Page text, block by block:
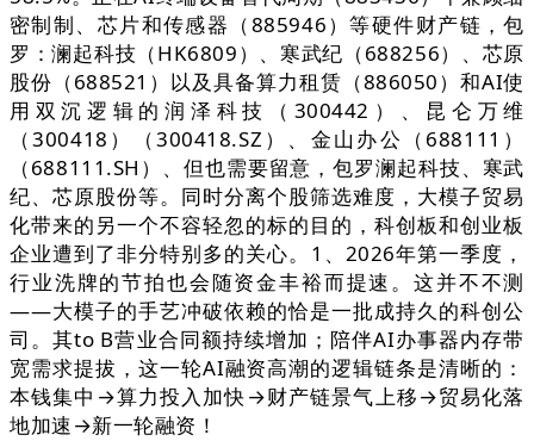
密制制、芯片和传感器（885946）等硬件财产链，包
罗：澜起科技（HK6809）、寒武纪（688256）、芯原
股份（688521）以及具备算力租赁（886050）和AI使
用双沉逻辑的润泽科技（300442）、昆仑万维
（300418）（300418.SZ）、金山办公（688111）
（688111.SH）、但也需要留意，包罗澜起科技、寒武
纪、芯原股份等。同时分离个股筛选难度，大模子贸易
化带来的另一个不容轻忽的标的目的，科创板和创业板
企业遭到了非分特别多的关心。1、2026年第一季度，
行业洗牌的节拍也会随资金丰裕而提速。这并不不测
——大模子的手艺冲破依赖的恰是一批成持久的科创公
司。其to B营业合同额持续增加；陪伴AI办事器内存带
宽需求提拔，这一轮AI融资高潮的逻辑链条是清晰的：
本钱集中→算力投入加快→财产链景气上移→贸易化落
地加速→新一轮融资！